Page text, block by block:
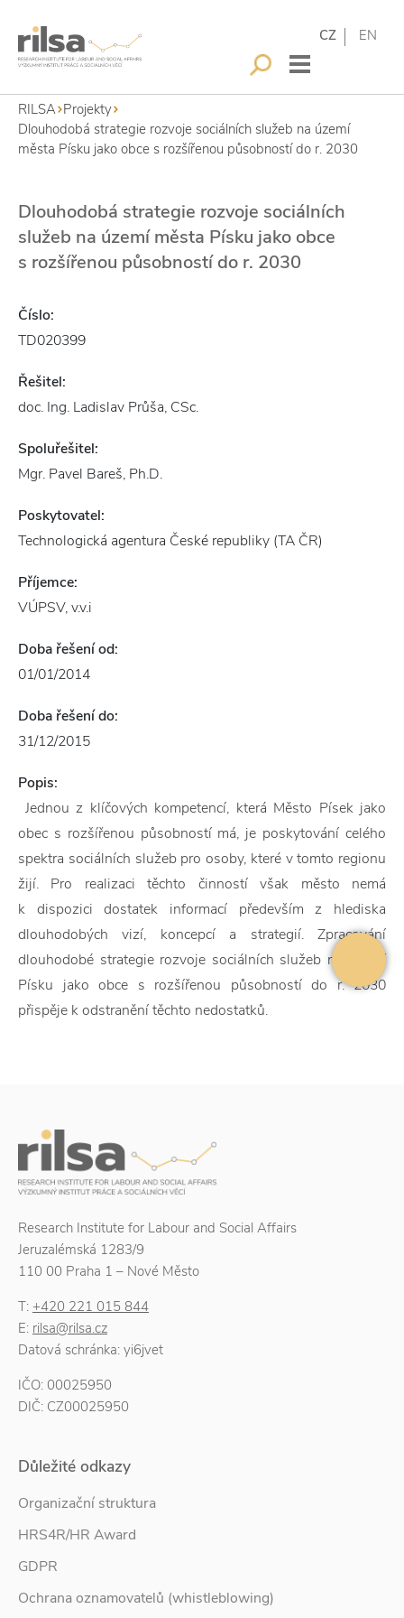
CZ EN
RILSA Projekty
Dlouhodobá strategie rozvoje sociálních služeb na území
města Písku jako obce s rozšířenou působností do r. 2030
Dlouhodobá strategie rozvoje sociálních
služeb na území města Písku jako obce
s rozšířenou působností do r. 2030
Číslo:
TD020399
Řešitel:
doc. Ing. Ladislav Průša, CSc.
Spoluřešitel:
Mgr. Pavel Bareš, Ph.D.
Poskytovatel:
Technologická agentura České republiky (TA ČR)
Příjemce:
VÚPSV, v.v.i
Doba řešení od:
01/01/2014
Doba řešení do:
31/12/2015
Popis:
Jednou z klíčových kompetencí, která Město Písek jako
obec s rozšířenou působností má, je poskytování celého
spektra sociálních služeb pro osoby, které v tomto regionu
žijí. Pro realizaci těchto činností však město nemá
k dispozici dostatek informací především z hlediska
dlouhodobých vizí, koncepcí a strategií. Zpracování
dlouhodobé strategie rozvoje sociálních služeb na území
Písku jako obce s rozšířenou působností do r. 2030
přispěje k odstranění těchto nedostatků.
Research Institute for Labour and Social Affairs
Jeruzalémská 1283/9
110 00 Praha 1 – Nové Město
T: +420 221 015 844
E: rilsa@rilsa.cz
Datová schránka: yi6jvet
IČO: 00025950
DIČ: CZ00025950
Důležité odkazy
Organizační struktura
HRS4R/HR Award
GDPR
Ochrana oznamovatelů (whistleblowing)